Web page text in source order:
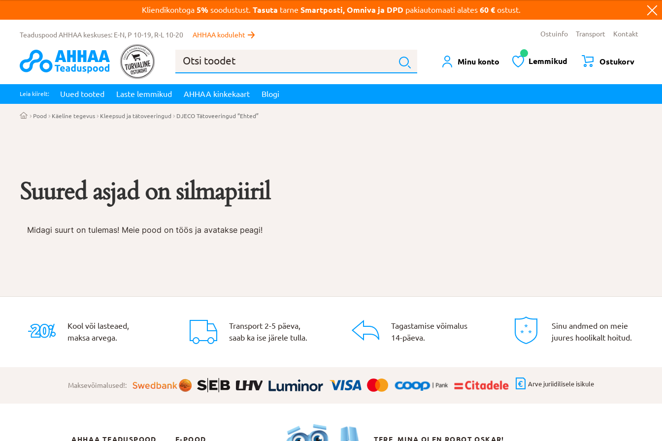
Kliendikontoga5% soodustust. Tasuta tarne Smartposti, Omniva ja DPD pakiautomaati alates 60 € ostust.
Teaduspood AHHAA keskuses: E-N, P 10-19, R-L 10-20 AHHAA koduleht Ostuinfo Transport Kontakt
Products
Minu konto Lemmikud Ostukorv
Leia kiirelt: Uued tooted Laste lemmikud AHHAA kinkekaart Blogi
Pood Käeline tegevus Kleepsud ja tätoveeringud DJECO Tätoveeringud “Ehted”
Suured asjad on silmapiiril
Midagi suurt on tulemas! Meie pood on töös ja avatakse peagi!
Kool või lasteaed,
maksa arvega.
Transport 2-5 päeva,
saab ka ise järele tulla.
Tagastamise võimalus
14-päeva.
Sinu andmed on meie
juures hoolikalt hoitud.
Maksevõimalused!: Arve juriidilisele isikule
AHHAA TEADUSPOOD E-POOD TERE, MINA OLEN ROBOT OSKAR!